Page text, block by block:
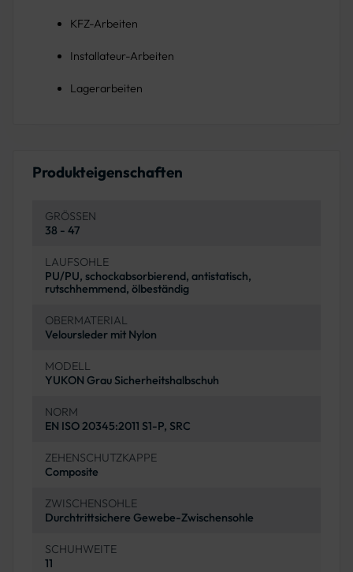
KFZ-Arbeiten
Installateur-Arbeiten
Lagerarbeiten
Produkteigenschaften
GRÖSSEN
38 - 47
LAUFSOHLE
PU/PU, schockabsorbierend, antistatisch,
rutschhemmend, ölbeständig
OBERMATERIAL
Veloursleder mit Nylon
MODELL
YUKON Grau Sicherheitshalbschuh
NORM
EN ISO 20345:2011 S1-P, SRC
ZEHENSCHUTZKAPPE
Composite
ZWISCHENSOHLE
Durchtrittsichere Gewebe-Zwischensohle
SCHUHWEITE
11